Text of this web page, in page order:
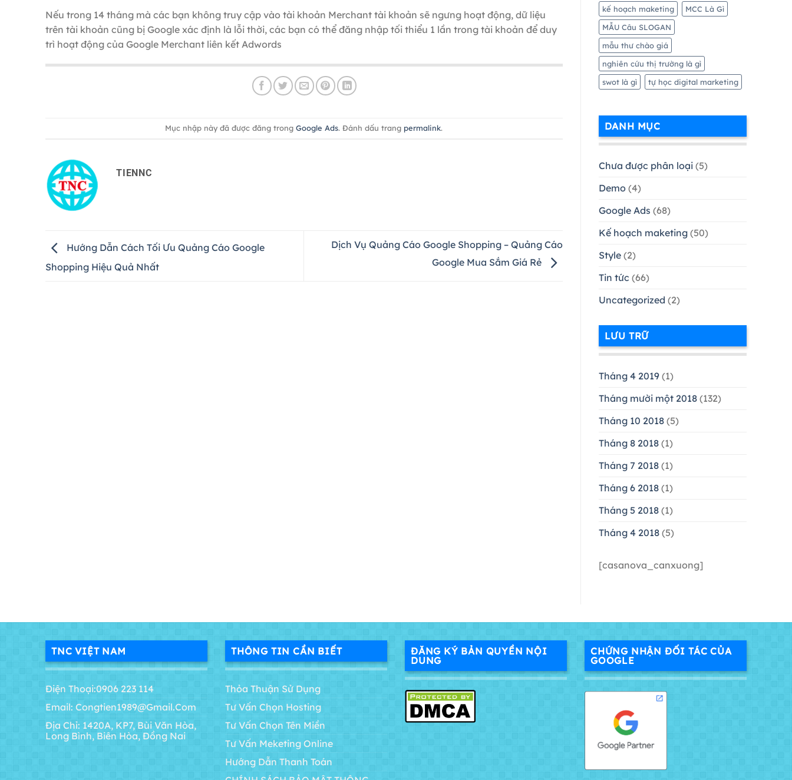
Nếu trong 14 tháng mà các bạn không truy cập vào tài khoản Merchant tài khoản sẽ ngưng hoạt động, dữ liệu
trên tài khoản cũng bị Google xác định là lỗi thời, các bạn có thể đăng nhập tối thiểu 1 lần trong tài khoản để duy
trì hoạt động của Google Merchant liên kết Adwords
Mục nhập này đã được đăng trongGoogle Ads. Đánh dấu trang permalink.
TIENNC
Hướng Dẫn Cách Tối Ưu Quảng Cáo Google
Shopping Hiệu Quả Nhất
Dịch Vụ Quảng Cáo Google Shopping – Quảng Cáo
Google Mua Sắm Giá Rẻ
kế hoạch maketing
MCC Là Gì
MẪU Câu SLOGAN
mẫu thư chào giá
nghiên cứu thị trường là gì
swot là gì
tự học digital marketing
DANH MỤC
Chưa được phân loại(5)
Demo(4)
Google Ads (68)
Kế hoạch maketing(50)
Style(2)
Tin tức (66)
Uncategorized (2)
LƯU TRỮ
Tháng 4 2019(1)
Tháng mười một 2018(132)
Tháng 10 2018(5)
Tháng 8 2018(1)
Tháng 7 2018(1)
Tháng 6 2018(1)
Tháng 5 2018(1)
Tháng 4 2018(5)
[casanova_canxuong]
TNC VIỆT NAM
Điện Thoại:0906 223 114
Email: Congtien1989@gmail.com
Địa Chỉ: 1420A, KP7, Bùi Văn Hòa,
Long Bình, Biên Hòa, Đồng Nai
THÔNG TIN CẦN BIẾT
Thỏa Thuận Sử Dụng
Tư Vấn Chọn Hosting
Tư Vấn Chọn Tên Miền
Tư Vấn Meketing Online
Hướng Dẫn Thanh Toán
ĐĂNG KÝ BẢN QUYỀN NỘI
DUNG
CHỨNG NHẬN ĐỐI TÁC CỦA
GOOGLE